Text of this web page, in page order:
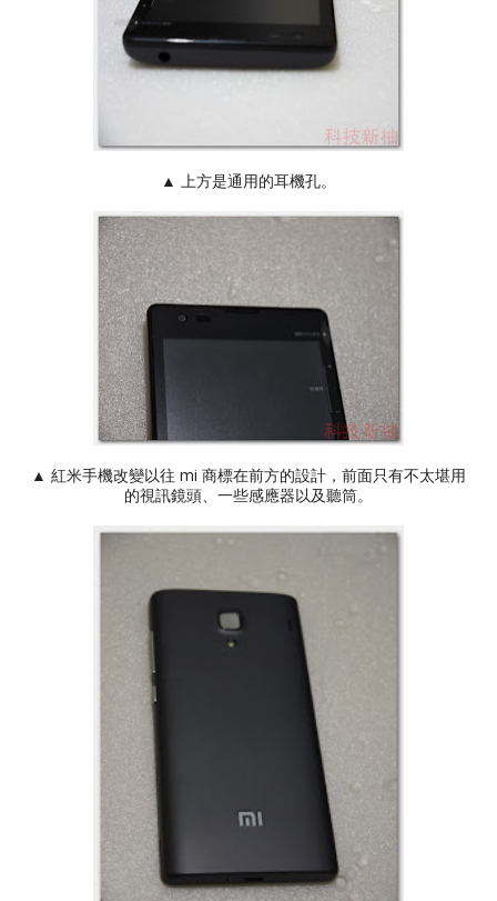
▲ 上方是通用的耳機孔。
▲ 紅米手機改變以往 mi 商標在前方的設計，前面只有不太堪用
的視訊鏡頭、一些感應器以及聽筒。